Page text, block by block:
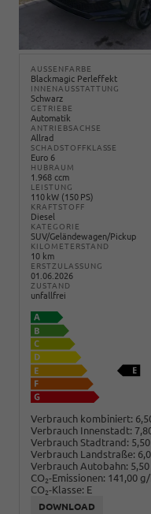
AUSSENFARBE
Blackmagic Perleffekt
INNENAUSSTATTUNG
Schwarz
GETRIEBE
Automatik
ANTRIEBSACHSE
Allrad
SCHADSTOFFKLASSE
Euro 6
HUBRAUM
1.968 ccm
LEISTUNG
110 kW (150 PS)
KRAFTSTOFF
Diesel
KATEGORIE
SUV/Geländewagen/Pickup
KILOMETERSTAND
10 km
ERSTZULASSUNG
01.06.2026
ZUSTAND
unfallfrei
Verbrauch kombiniert:
Verbrauch Innenstadt:
Verbrauch Stadtrand:
Verbrauch Landstraße:
Verbrauch Autobahn:
CO2-Emissionen: 141,00
CO2-Klasse: E
DOWNLOAD